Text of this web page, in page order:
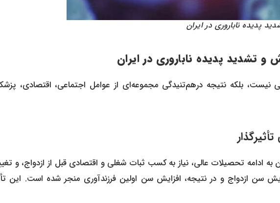
پدیده ناباروری در ایران
تشدید پدیده ناباروری در ایران
بلکه نتیجه درهم‌تنیدگی مجموعه‌ای از عوامل اجتماعی، اقتصادی،
به ادامه تحصیلات عالی، نیاز به کسب ثبات شغلی و اقتصادی قبل از ازدواج، و
سن ازدواج و در نتیجه، افزایش سن اولین فرزندآوری منجر شده است. این